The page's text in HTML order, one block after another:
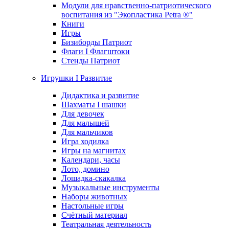
Модули для нравственно-патриотического
воспитания из "Экопластика Petra ®"
Книги
Игры
Бизиборды Патриот
Флаги I Флагштоки
Стенды Патриот
Игрушки I Развитие
Дидактика и развитие
Шахматы I шашки
Для девочек
Для малышей
Для мальчиков
Игра ходилка
Игры на магнитах
Календари, часы
Лото, домино
Лошадка-скакалка
Музыкальные инструменты
Наборы животных
Настольные игры
Счётный материал
Театральная деятельность